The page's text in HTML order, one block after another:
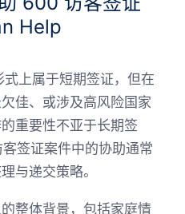
Help
上属于短期签证，但在
佳、或涉及高风险国家
重要性不亚于长期签
签证案件中的协助通常
与递交策略。
整体背景，包括家庭情